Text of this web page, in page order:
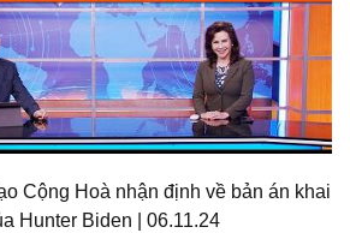
Cộng Hoà nhận định về bản án khai
Hunter Biden | 06.11.24